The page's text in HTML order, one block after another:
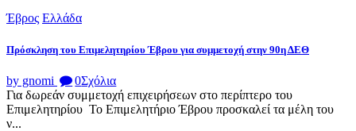
Έβρος Ελλάδα
Πρόσκληση του Επιμελητηρίου Έβρου για συμμετοχή στην 90η ΔΕΘ
by gnomi 0Σχόλια
Για δωρεάν συμμετοχή επιχειρήσεων στο περίπτερο του
Επιμελητηρίου Το Επιμελητήριο Έβρου προσκαλεί τα μέλη του
ν...